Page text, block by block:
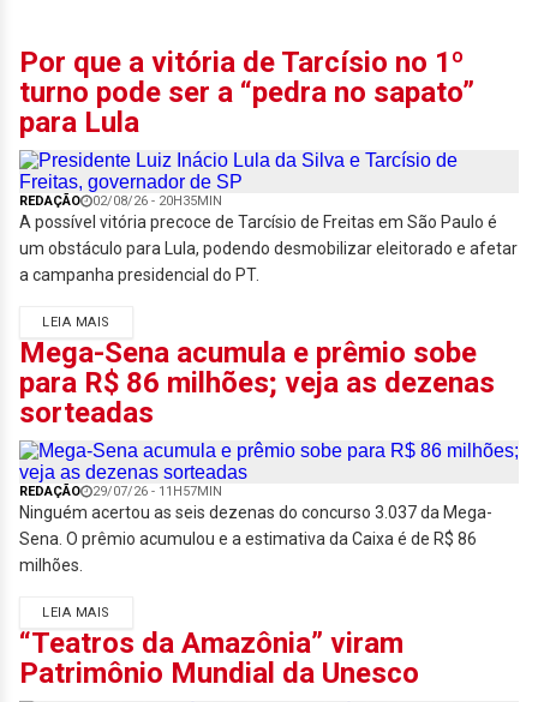
Por que a vitória de Tarcísio no 1º
turno pode ser a “pedra no sapato”
para Lula
REDAÇÃO 02/08/26 - 20H35MIN
A possível vitória precoce de Tarcísio de Freitas em São Paulo é
um obstáculo para Lula, podendo desmobilizar eleitorado e afetar
a campanha presidencial do PT.
LEIA MAIS
Mega-Sena acumula e prêmio sobe
para R$ 86 milhões; veja as dezenas
sorteadas
REDAÇÃO 29/07/26 - 11H57MIN
Ninguém acertou as seis dezenas do concurso 3.037 da Mega-
Sena. O prêmio acumulou e a estimativa da Caixa é de R$ 86
milhões.
LEIA MAIS
“Teatros da Amazônia” viram
Patrimônio Mundial da Unesco